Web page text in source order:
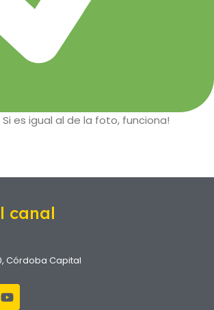
Si es igual al de la foto, funciona!
canal
Córdoba Capital